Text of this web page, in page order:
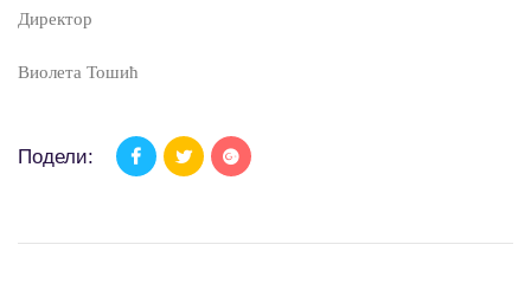
Директор
Виолета Тошић
Подели: